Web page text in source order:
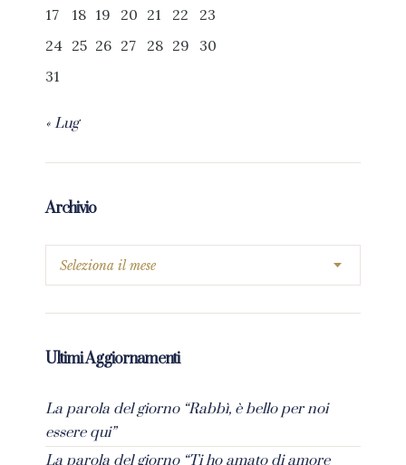
17
18 19 20 21 22
23
24 25 26 27 28 29
30
31
« Lug
Archivio
Ultimi Aggiornamenti
La parola del giorno “Rabbì, è bello per noi
essere qui”
La parola del giorno “Ti ho amato di amore